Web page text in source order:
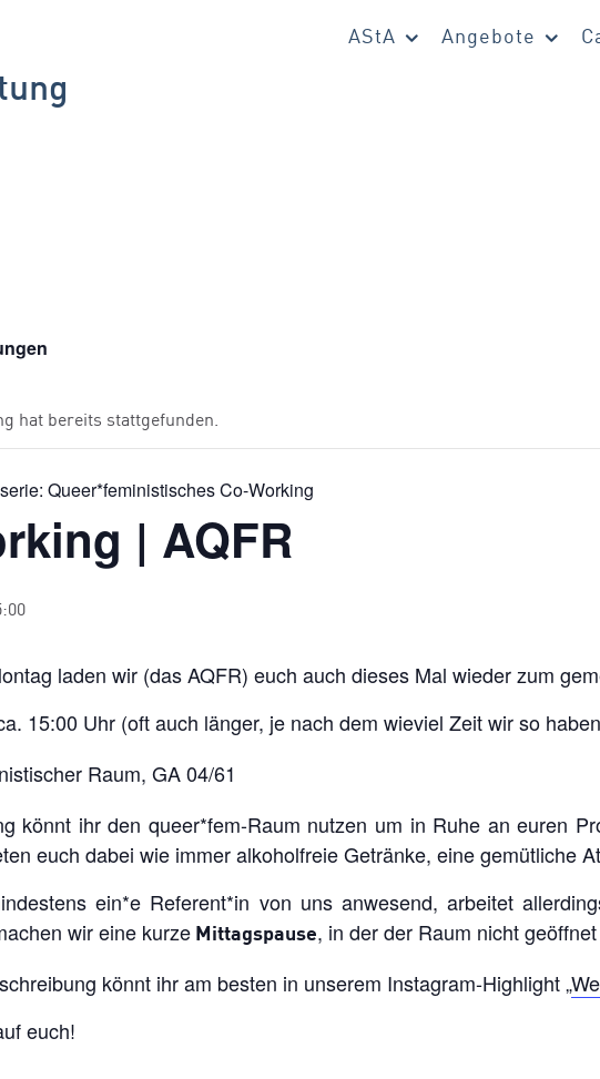
AStA Angebote
hat bereits stattgefunden.
Queer*feministisches Co-Working
| AQFR
laden wir (das AQFR) euch auch dieses Mal wieder zum
15:00 Uhr (oft auch länger, je nach dem wieviel Zeit wir so
Raum, GA 04/61
könnt ihr den queer*fem-Raum nutzen um in Ruhe an euren
euch dabei wie immer alkoholfreie Getränke, eine gemütliche
ein*e Referent*in von uns anwesend, arbeitet
wir eine kurze Mittagspause, in der der Raum nicht
könnt ihr am besten in unserem Instagram-Highlight „
euch!